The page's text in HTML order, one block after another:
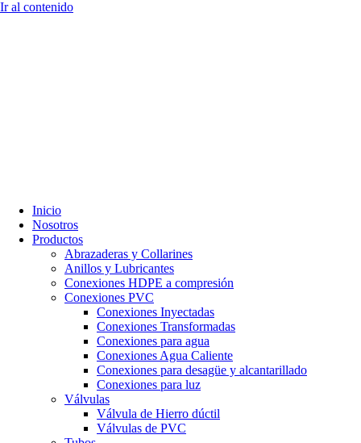
Ir al contenido
Inicio
Nosotros
Productos
Abrazaderas y Collarines
Anillos y Lubricantes
Conexiones HDPE a compresión
Conexiones PVC
Conexiones Inyectadas
Conexiones Transformadas
Conexiones para agua
Conexiones Agua Caliente
Conexiones para desagüe y alcantarillado
Conexiones para luz
Válvulas
Válvula de Hierro dúctil
Válvulas de PVC